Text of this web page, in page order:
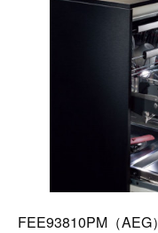
FEE93810PM（AEG）